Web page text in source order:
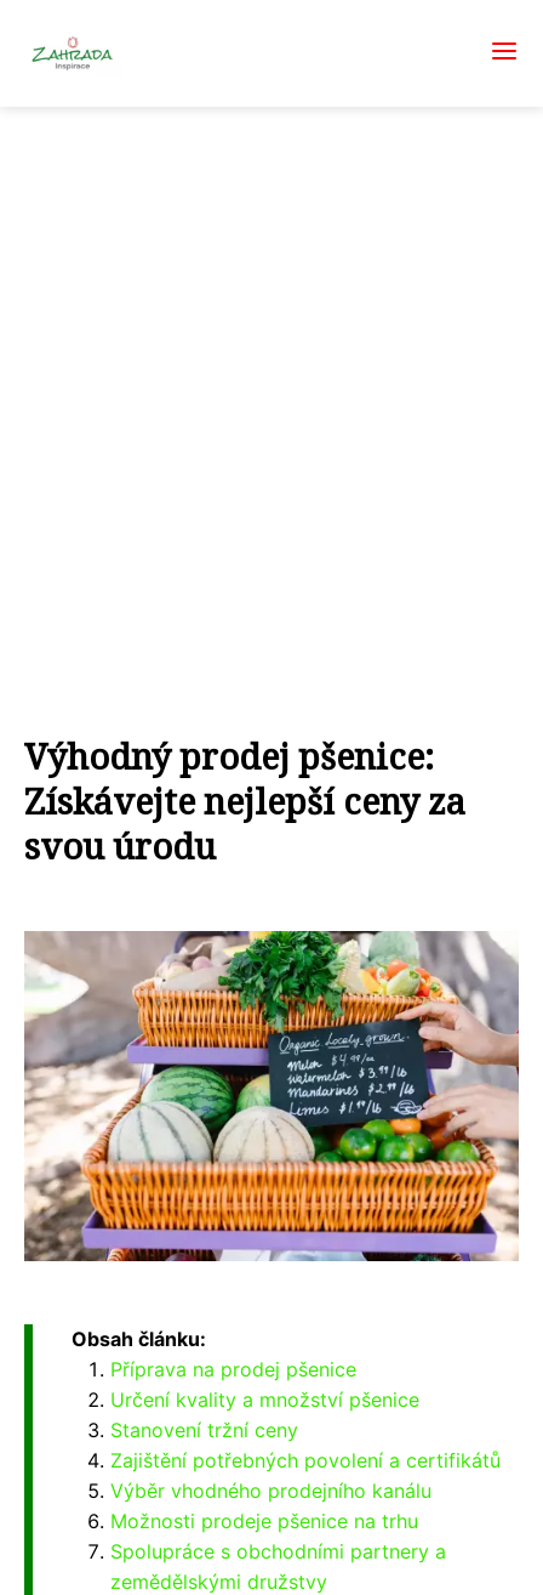
Výhodný prodej pšenice:
Získávejte nejlepší ceny za
svou úrodu
Obsah článku:
Příprava na prodej pšenice
Určení kvality a množství pšenice
Stanovení tržní ceny
Zajištění potřebných povolení a certifikátů
Výběr vhodného prodejního kanálu
Možnosti prodeje pšenice na trhu
Spolupráce s obchodními partnery a
zemědělskými družstvy